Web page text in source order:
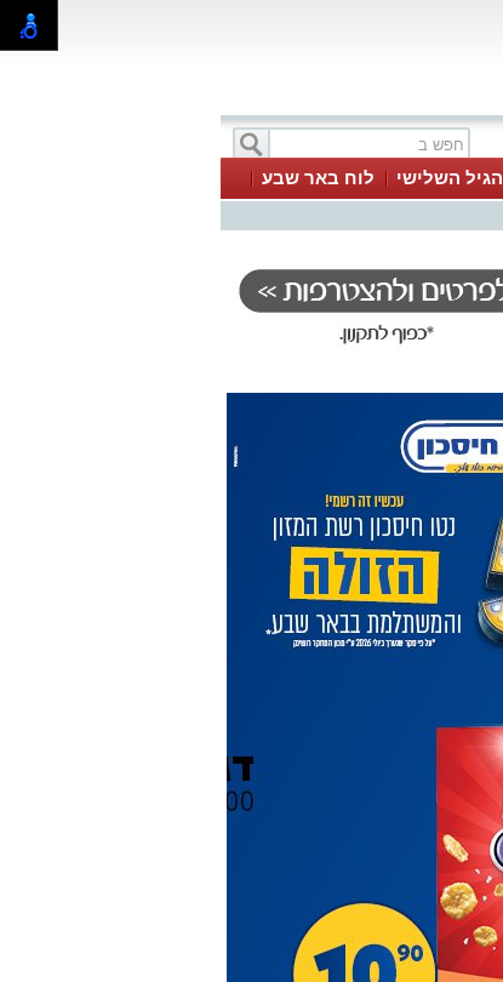
הגיל השלישי
לוח באר שבע